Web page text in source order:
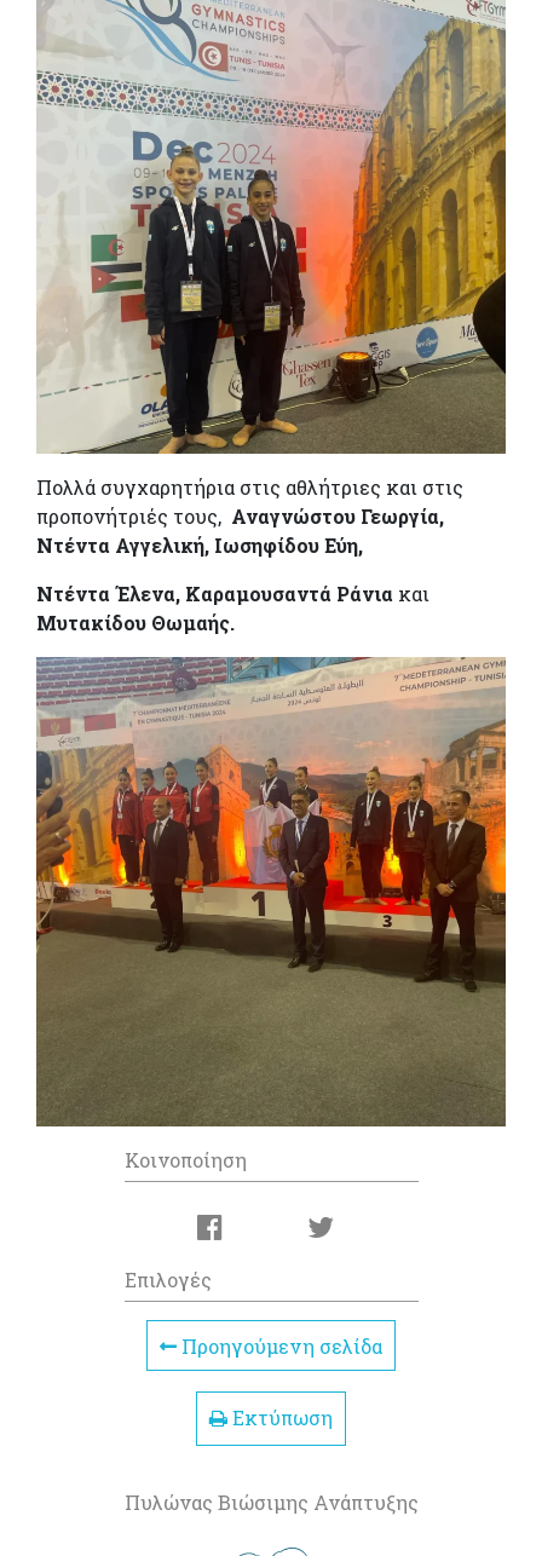
Πολλά συγχαρητήρια στις αθλήτριες και στις
προπονήτριές τους, Αναγνώστου Γεωργία,
Ντέντα Αγγελική, Ιωσηφίδου Εύη,
Ντέντα Έλενα, Καραμουσαντά Ράνια και
Μυτακίδου Θωμαής.
Κοινοποίηση
Επιλογές
Προηγούμενη σελίδα
Εκτύπωση
Πυλώνας Βιώσιμης Ανάπτυξης